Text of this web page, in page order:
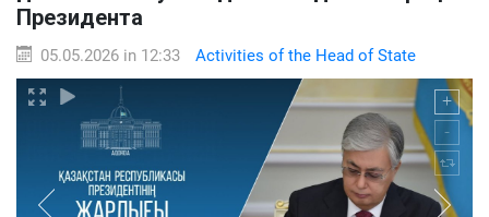
Президента
05.05.2026 in 12:33 Activities of the Head of State